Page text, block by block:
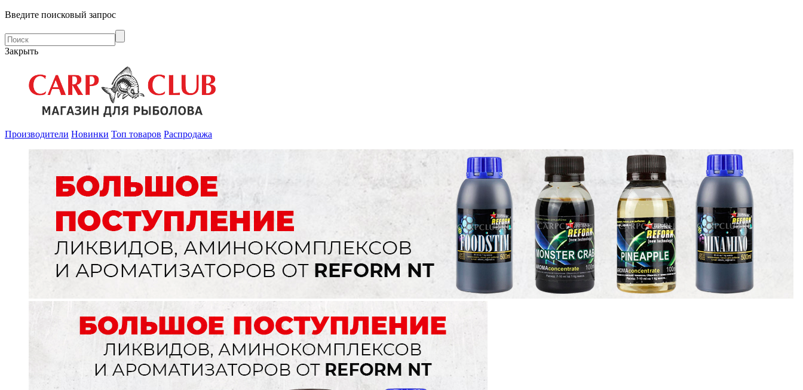
Введите поисковый запрос
Закрыть
Производители Новинки Топ товаров Распродажа